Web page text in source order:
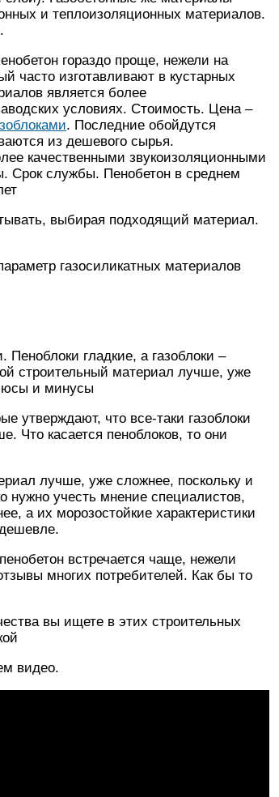
и теплоизоляционных материалов.
гораздо проще, нежели на
часто изготавливают в кустарных
является более
условиях. Стоимость. Цена –
. Последние обойдутся
из дешевого сырья.
качественными звукоизоляционными
Срок службы. Пенобетон в среднем
выбирая подходящий материал.
газосиликатных материалов
гладкие, а газоблоки –
строительный материал лучше, уже
и минусы
утверждают, что все-таки газоблоки
Что касается пеноблоков, то они
лучше, уже сложнее, поскольку и
учесть мнение специалистов,
а их морозостойкие характеристики
встречается чаще, нежели
многих потребителей. Как бы то
вы ищете в этих строительных
видео.